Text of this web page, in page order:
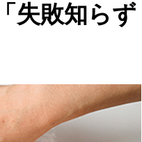
失敗知らず